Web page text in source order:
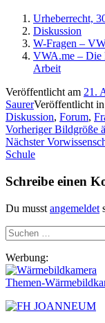
Urheberrecht,
Diskussion
W-Fragen –
VWA.me – Die
Arbeit
Veröffentlicht am 21.
SaurerVeröffentlicht in
Diskussion, Forum,
Vorheriger Vorheriger
Beitrag:
Bildgröße
Nächster Nächster
Schule
Schreibe einen
Du musst angemeldet
Suchen
nach:
Werbung:
Themen-